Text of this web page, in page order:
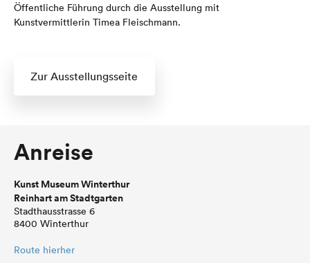
Öffentliche Führung durch die Ausstellung mit
Kunstvermittlerin Timea Fleischmann.
Zur Ausstellungsseite
Anreise
Kunst Museum Winterthur
Reinhart am Stadtgarten
Stadthausstrasse 6
8400 Winterthur
Route hierher